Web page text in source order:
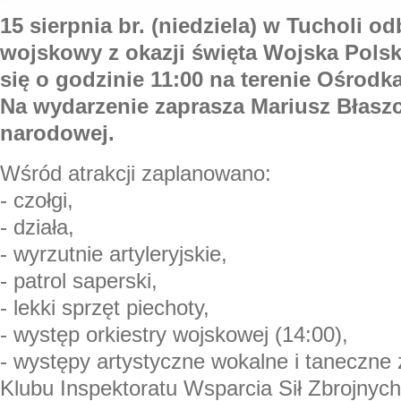
15 sierpnia br. (niedziela) w Tucholi
wojskowy z okazji święta Wojska
się o godzinie 11:00 na terenie
Na wydarzenie zaprasza Mariusz
narodowej.
Wśród atrakcji zaplanowano:
- czołgi,
- działa,
- wyrzutnie artyleryjskie,
- patrol saperski,
- lekki sprzęt piechoty,
- występ orkiestry wojskowej (14:00),
- występy artystyczne wokalne i taneczne
Klubu Inspektoratu Wsparcia Sił